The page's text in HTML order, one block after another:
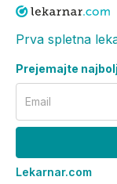
Prva spletna
Prejemajte
Email
Lekarnar.com